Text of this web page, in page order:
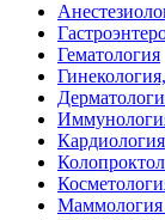
Гематология
Кардиология
Маммология